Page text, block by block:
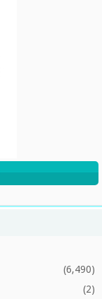
(6,490)
(2)